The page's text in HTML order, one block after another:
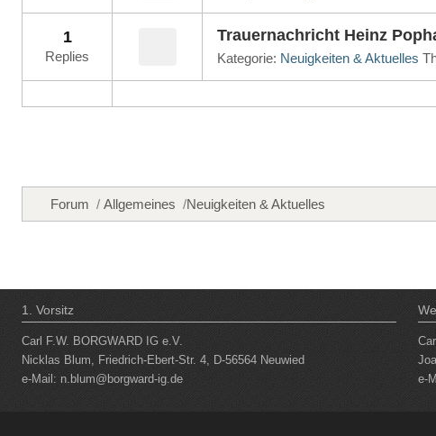
1
Replies
Trauernachricht Heinz
Kategorie: Neuigkeiten & Aktuelles
Forum Allgemeines Neuigkeiten & Aktuelles
1. Vorsitz
Carl F.W. BORGWARD IG e.V.
Nicklas Blum, Friedrich-Ebert-Str. 4, D-56564 Neuwied
e-Mail: n.blum@borgward-ig.de
e-